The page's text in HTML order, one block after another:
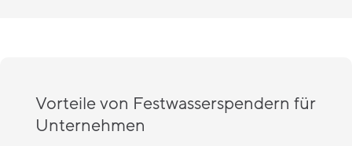
Vorteile von Festwasserspendern für
Unternehmen